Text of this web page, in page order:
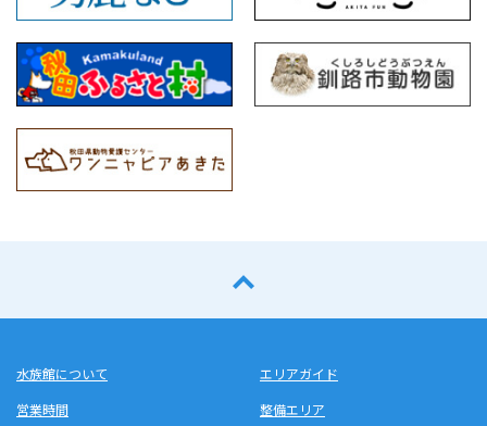
水族館について
営業時間
エリアガイド
整備エリア